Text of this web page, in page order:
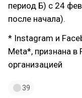
период Б) с 24
после начала).
* Instagram и
Meta*, признана в
организацией
39